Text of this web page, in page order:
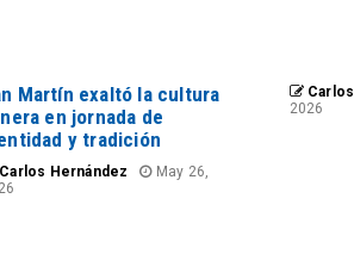
Martín exaltó la cultura
en jornada de
y tradición
Hernández
May 26,
2026